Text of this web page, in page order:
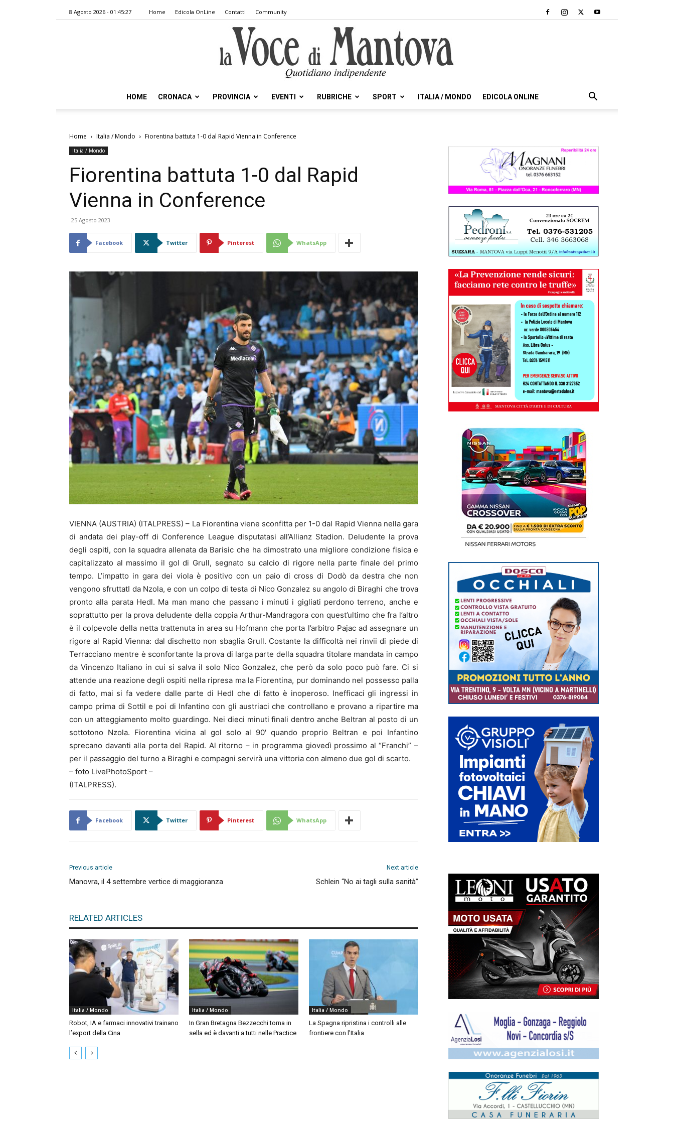
8 Agosto 2026 - 01:45:27 Home Edicola OnLine Contatti Community
Voce
Mantova
HOME CRONACA PROVINCIA EVENTI RUBRICHE SPORT ITALIA / MONDO EDICOLA ONLINE
Home Italia / Mondo Fiorentina battuta 1-0 dal Rapid Vienna in Conference
Italia / Mondo
Fiorentina battuta 1-0 dal Rapid
Vienna in Conference
25 Agosto 2023
Facebook Twitter Pinterest WhatsApp
VIENNA (AUSTRIA) (ITALPRESS) – La Fiorentina viene sconfitta per 1-0 dal Rapid Vienna nella gara
di andata dei play-off di Conference League disputatasi all’Allianz Stadion. Deludente la prova
degli ospiti, con la squadra allenata da Barisic che ha dimostrato una migliore condizione fisica e
capitalizzato al massimo il gol di Grull, segnato su calcio di rigore nella parte finale del primo
tempo. L’impatto in gara dei viola è positivo con un paio di cross di Dodò da destra che non
vengono sfruttatI da Nzola, e con un colpo di testa di Nico Gonzalez su angolo di Biraghi che trova
pronto alla parata Hedl. Ma man mano che passano i minuti i gigliati perdono terreno, anche e
soprattutto per la prova deludente della coppia Arthur-Mandragora con quest’ultimo che fra l’altro
è il colpevole della netta trattenuta in area su Hofmann che porta l’arbitro Pajac ad assegnare un
rigore al Rapid Vienna: dal dischetto non sbaglia Grull. Costante la difficoltà nei rinvii di piede di
Terracciano mentre è sconfortante la prova di larga parte della squadra titolare mandata in campo
da Vincenzo Italiano in cui si salva il solo Nico Gonzalez, che però da solo poco può fare. Ci si
attende una reazione degli ospiti nella ripresa ma la Fiorentina, pur dominando nel possesso palla
di fatto, mai si fa vedere dalle parte di Hedl che di fatto è inoperoso. Inefficaci gli ingressi in
campo prima di Sottil e poi di Infantino con gli austriaci che controllano e provano a ripartire ma
con un atteggiamento molto guardingo. Nei dieci minuti finali dentro anche Beltran al posto di un
sottotono Nzola. Fiorentina vicina al gol solo al 90′ quando proprio Beltran e poi Infantino
sprecano davanti alla porta del Rapid. Al ritorno – in programma giovedì prossimo al “Franchi” –
per il passaggio del turno a Biraghi e compagni servirà una vittoria con almeno due gol di scarto.
– foto LivePhotoSport –
(ITALPRESS).
Facebook Twitter Pinterest WhatsApp
Previous article
Manovra, il 4 settembre vertice di maggioranza
Next article
Schlein “No ai tagli sulla sanità”
RELATED ARTICLES
Italia / Mondo
Robot, IA e farmaci innovativi trainano
l’export della Cina
Italia / Mondo
In Gran Bretagna Bezzecchi torna in
sella ed è davanti a tutti nelle Practice
Italia / Mondo
La Spagna ripristina i controlli alle
frontiere con l’Italia